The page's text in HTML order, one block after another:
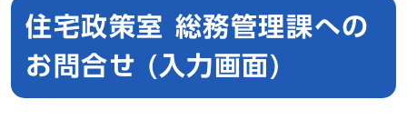
住宅政策室 総務管理課への
お問合せ (入力画面)